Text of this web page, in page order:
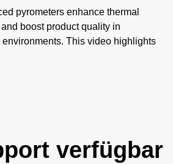
pyrometers enhance thermal
boost product quality in
This video highlights
Elevate your manufacturing
and innovation for superior
verfügbar